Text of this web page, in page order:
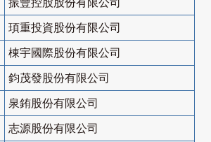
頊重投資股份有限公司
棟宇國際股份有限公司
鈞茂發股份有限公司
泉銪股份有限公司
志源股份有限公司